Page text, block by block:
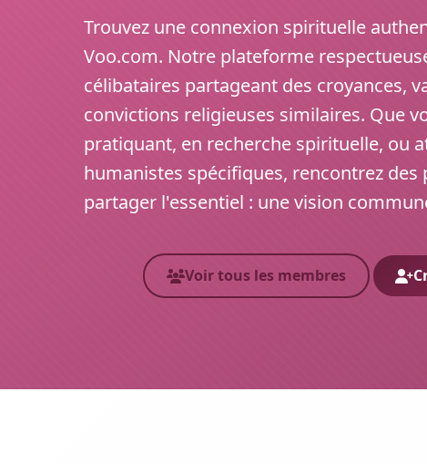
Trouvez une connexion spirituelle
Voo.com. Notre plateforme
célibataires partageant des croyances,
convictions religieuses similaires. Que
pratiquant, en recherche spirituelle, ou
humanistes spécifiques, rencontrez des
partager l'essentiel : une vision
Voir tous les membres